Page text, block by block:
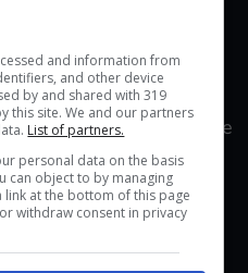
si può pensare anche
ma l’aspetto più
ripiano sul quale
della propria
perché vi consigliamo
and information from
and other device
by and shared with 319
this site. We and our partners
List of partners.
personal data on the basis
can object to by managing
at the bottom of this page
withdraw consent in privacy